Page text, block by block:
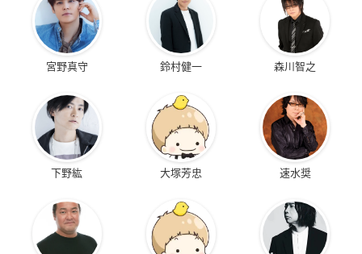
宮野真守 鈴村健一 森川智之
下野紘 大塚芳忠 速水奨